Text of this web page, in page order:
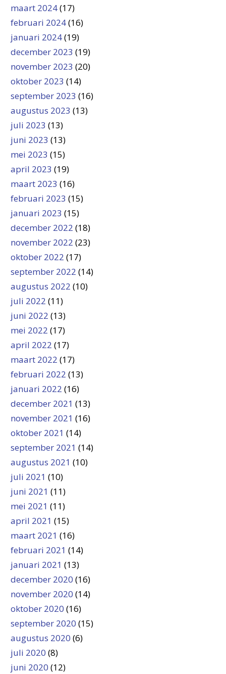
maart 2024(17)
februari 2024(16)
januari 2024(19)
december 2023 (19)
november 2023 (20)
oktober 2023 (14)
september 2023 (16)
augustus 2023 (13)
juli 2023 (13)
juni 2023 (13)
mei 2023 (15)
april 2023 (19)
maart 2023 (16)
februari 2023 (15)
januari 2023 (15)
december 2022 (18)
november 2022 (23)
oktober 2022 (17)
september 2022 (14)
augustus 2022 (10)
juli 2022 (11)
juni 2022 (13)
mei 2022 (17)
april 2022 (17)
maart 2022 (17)
februari 2022 (13)
januari 2022 (16)
december 2021 (13)
november 2021 (16)
oktober 2021 (14)
september 2021 (14)
augustus 2021 (10)
juli 2021 (10)
juni 2021 (11)
mei 2021 (11)
april 2021 (15)
maart 2021 (16)
februari 2021 (14)
januari 2021 (13)
december 2020 (16)
november 2020 (14)
oktober 2020 (16)
september 2020 (15)
augustus 2020 (6)
juli 2020 (8)
juni 2020 (12)